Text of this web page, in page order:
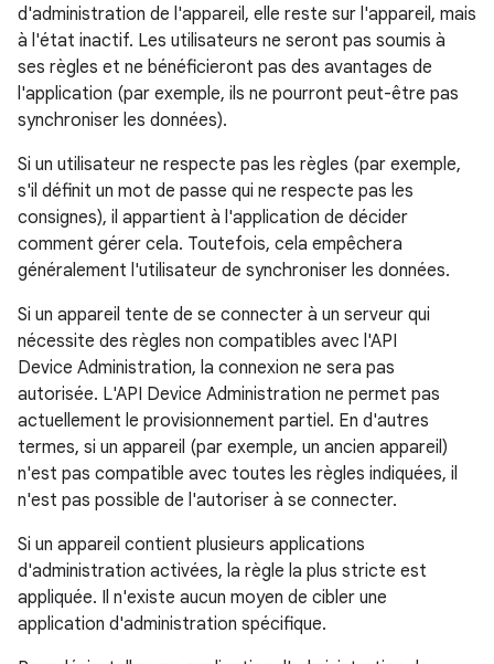
d'administration de l'appareil, elle reste sur l'appareil, mais
à l'état inactif. Les utilisateurs ne seront pas soumis à
ses règles et ne bénéficieront pas des avantages de
l'application (par exemple, ils ne pourront peut-être pas
synchroniser les données).
Si un utilisateur ne respecte pas les règles (par exemple,
s'il définit un mot de passe qui ne respecte pas les
consignes), il appartient à l'application de décider
comment gérer cela. Toutefois, cela empêchera
généralement l'utilisateur de synchroniser les données.
Si un appareil tente de se connecter à un serveur qui
nécessite des règles non compatibles avec l'API
Device Administration, la connexion ne sera pas
autorisée. L'API Device Administration ne permet pas
actuellement le provisionnement partiel. En d'autres
termes, si un appareil (par exemple, un ancien appareil)
n'est pas compatible avec toutes les règles indiquées, il
n'est pas possible de l'autoriser à se connecter.
Si un appareil contient plusieurs applications
d'administration activées, la règle la plus stricte est
appliquée. Il n'existe aucun moyen de cibler une
application d'administration spécifique.